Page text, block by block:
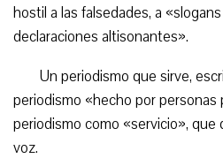
hostil a las falsedades, a
declaraciones altisonantes».
Un periodismo que sirve,
periodismo «hecho por personas
periodismo como «servicio»,
voz.